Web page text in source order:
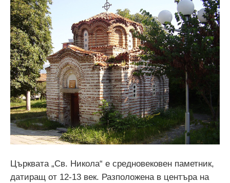
Църквата „Св. Никола“ е средновековен паметник,
датиращ от 12-13 век. Разположена в центъра на